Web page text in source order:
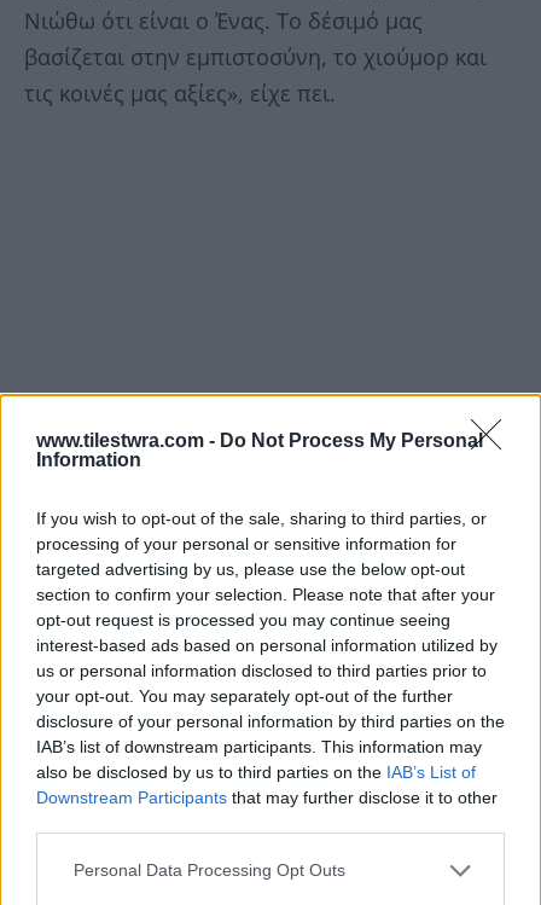
www.tilestwra.com - Do Not Process My Personal
Information
If you wish to opt-out of the sale, sharing to third parties, or
processing of your personal or sensitive information for
targeted advertising by us, please use the below opt-out
section to confirm your selection. Please note that after your
opt-out request is processed you may continue seeing
interest-based ads based on personal information utilized by
us or personal information disclosed to third parties prior to
your opt-out. You may separately opt-out of the further
disclosure of your personal information by third parties on the
IAB’s list of downstream participants. This information may
also be disclosed by us to third parties on the IAB’s List of
Downstream Participants that may further disclose it to other
Personal Data Processing Opt Outs
Νιώθω ότι είναι ο Ένας. Το δέσιμό μας
βασίζεται στην εμπιστοσύνη, το χιούμορ και
τις κοινές μας αξίες», είχε πει.
Η Λαίδη Ελίζα Σπένσερ ζει μαζί με την αδερφή
της, Αμέλια στο Φούλαμ του Λονδίνου, σε
κοντινή απόσταση από την αδερφή τους Κίτι.